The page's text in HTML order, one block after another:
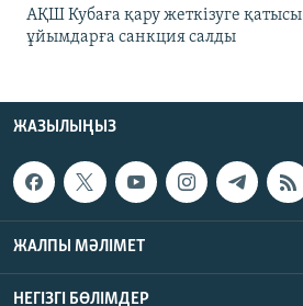
АҚШ Кубаға қару жеткізуге
ұйымдарға санкция салды
ЖАЗЫЛЫҢЫЗ
ЖАЛПЫ МӘЛІМЕТ
НЕГІЗГІ БӨЛІМДЕР